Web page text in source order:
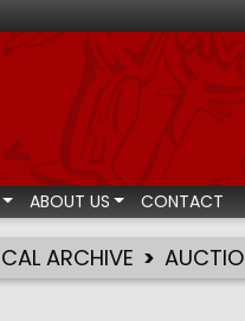
ABOUT US CONTACT
ARCHIVE